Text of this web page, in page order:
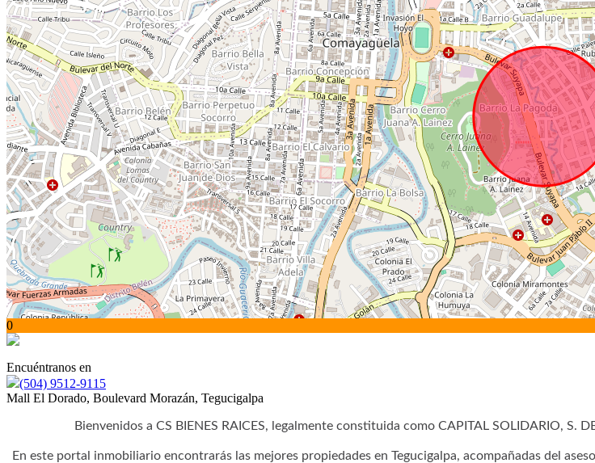
0
Encuéntranos en
(504) 9512-9115
Mall El Dorado, Boulevard Morazán, Tegucigalpa
Bienvenidos a CS BIENES RAICES, legalmente constituida como CAPITAL SOLIDARIO, S.
En este portal inmobiliario encontrarás las mejores propiedades en Tegucigalpa, acompañadas del